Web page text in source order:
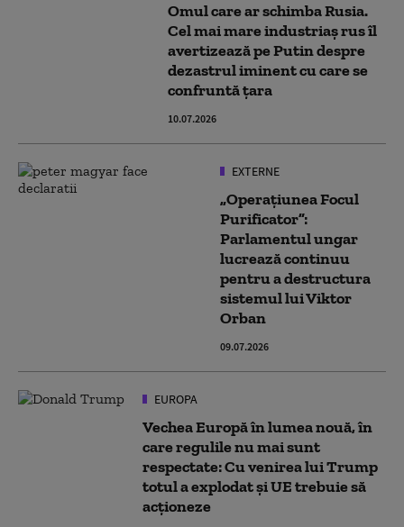
Omul care ar schimba Rusia.
Cel mai mare industriaș rus îl
avertizează pe Putin despre
dezastrul iminent cu care se
confruntă țara
10.07.2026
EXTERNE
„Operaţiunea Focul
Purificator”:
Parlamentul ungar
lucrează continuu
pentru a destructura
sistemul lui Viktor
Orban
09.07.2026
EUROPA
Vechea Europă în lumea nouă, în
care regulile nu mai sunt
respectate: Cu venirea lui Trump
totul a explodat şi UE trebuie să
acţioneze